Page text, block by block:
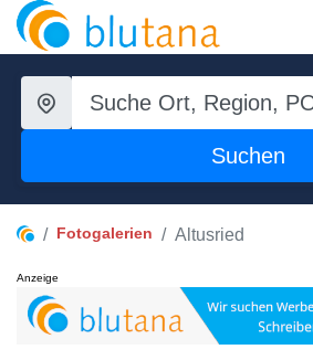
Suchen
Fotogalerien Altusried
Anzeige